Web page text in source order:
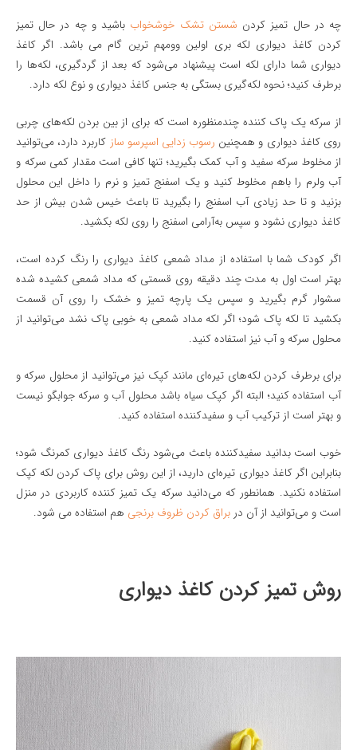
چه در حال تمیز کردن شستن تشک خوشخواب باشید و چه در حال تمیز
کردن کاغذ دیواری لکه بری اولین وومهم ترین گام می باشد. اگر کاغذ
دیواری شما دارای لکه است پیشنهاد می‌شود که بعد از گردگیری، لکه‌ها را
برطرف کنید؛ نحوه لکه‌گیری بستگی به جنس کاغذ دیواری و نوع لکه دارد.
از سرکه یک پاک کننده چندمنظوره است که برای از بین بردن لکه‌های چربی
روی کاغذ دیواری و همچنین رسوب زدایی اسپرسو ساز کاربرد دارد، می‌توانید
از مخلوط سرکه سفید و آب کمک بگیرید؛ تنها کافی است مقدار کمی سرکه و
آب ولرم را باهم مخلوط کنید و یک اسفنج تمیز و نرم را داخل این محلول
بزنید و تا حد زیادی آب اسفنج را بگیرید تا باعث خیس شدن بیش از حد
کاغذ دیواری نشود و سپس به‌آرامی اسفنج را روی لکه بکشید.
اگر کودک شما با استفاده از مداد شمعی کاغذ دیواری را رنگ کرده است،
بهتر است اول به مدت چند دقیقه روی قسمتی که مداد شمعی کشیده شده
سشوار گرم بگیرید و سپس یک پارچه تمیز و خشک را روی آن قسمت
بکشید تا لکه پاک شود؛ اگر لکه مداد شمعی به خوبی پاک نشد می‌توانید از
محلول سرکه و آب نیز استفاده کنید.
برای برطرف کردن لکه‌های تیره‌ای مانند کپک نیز می‌توانید از محلول سرکه و
آب استفاده کنید؛ البته اگر کپک سیاه باشد محلول آب و سرکه جوابگو نیست
و بهتر است از ترکیب آب و سفیدکننده استفاده کنید.
خوب است بدانید سفیدکننده باعث می‌شود رنگ کاغذ دیواری کمرنگ شود؛
بنابراین اگر کاغذ دیواری تیره‌ای دارید، از این روش برای پاک کردن لکه کپک
استفاده نکنید. همانطور که می‌دانید سرکه یک تمیز کننده کاربردی در منزل
است و می‌توانید از آن دربراق كردن ظروف برنجی هم استفاده می شود.
روش تمیز کردن کاغذ دیواری